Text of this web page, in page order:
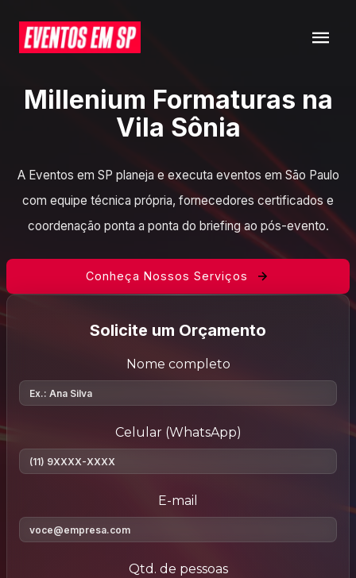
Millenium Formaturas na
Vila Sônia
A Eventos em SP planeja e executa eventos em São Paulo
com equipe técnica própria, fornecedores certificados e
coordenação ponta a ponta do briefing ao pós-evento.
Conheça Nossos Serviços
Solicite um Orçamento
Nome completo
Celular (WhatsApp)
E-mail
Qtd. de pessoas